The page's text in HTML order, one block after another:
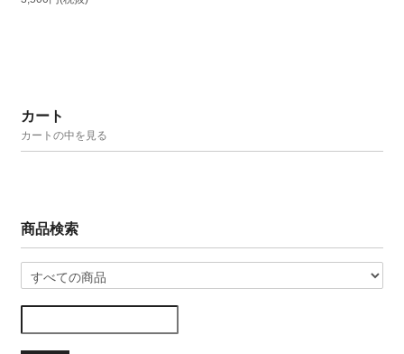
カート
カートの中を見る
商品検索